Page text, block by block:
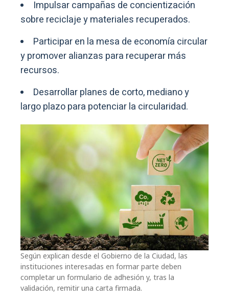
Impulsar campañas de concientización
sobre reciclaje y materiales recuperados.
Participar en la mesa de economía circular
y promover alianzas para recuperar más
recursos.
Desarrollar planes de corto, mediano y
largo plazo para potenciar la circularidad.
Según explican desde el Gobierno de la Ciudad, las
instituciones interesadas en formar parte deben
completar un formulario de adhesión y, tras la
validación, remitir una carta firmada.